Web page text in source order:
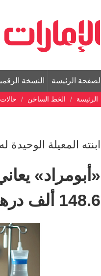
الصفحة الرئيسة النسخة
الرئيسة الخط الساخن
ابنته المعيلة الوحيدة له..
«أبومراد»
148.6 ألف درهم للعلاج